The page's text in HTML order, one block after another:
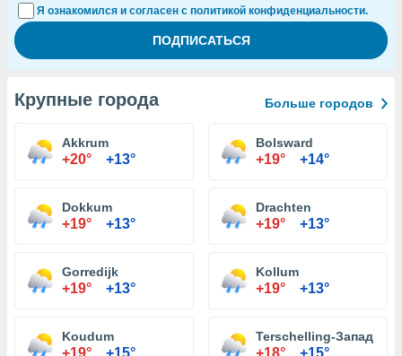
Я ознакомился и согласен с политикой конфиденциальности.
Крупные города Больше городов
Akkrum
+20° +13°
Bolsward
+19° +14°
Dokkum
+19° +13°
Drachten
+19° +13°
Gorredijk
+19° +13°
Kollum
+19° +13°
Koudum
+19° +15°
Terschelling-Запад
+18° +15°